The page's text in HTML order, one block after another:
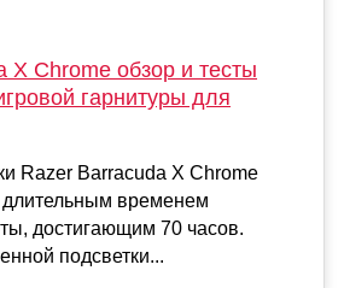
X Chrome обзор и тесты
гарнитуры для
Razer Barracuda X Chrome
длительным временем
достигающим 70 часов.
подсветки...